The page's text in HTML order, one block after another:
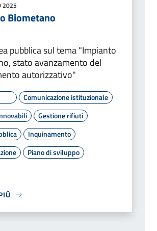
2025
Biometano
pubblica sul tema "Impianto
stato avanzamento del
autorizzativo"
Comunicazione istituzionale
Gestione rifiuti
Inquinamento
Piano di sviluppo